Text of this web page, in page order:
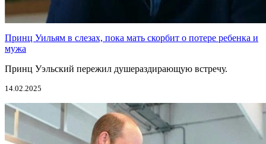
Принц Уильям в слезах, пока мать скорбит о потере ребенка и
мужа
Принц Уэльский пережил душераздирающую встречу.
14.02.2025